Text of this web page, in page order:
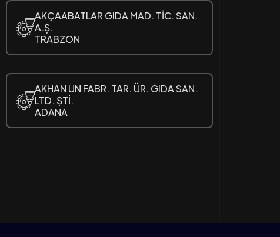
AKÇAABATLAR GIDA MAD. TİC. SAN.
A.Ș.
TRABZON
AKHAN UN FABR. TAR. ÜR. GIDA SAN.
LTD. ȘTİ.
ADANA